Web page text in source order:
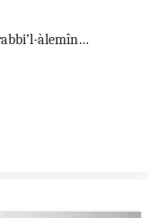
àlemîn…